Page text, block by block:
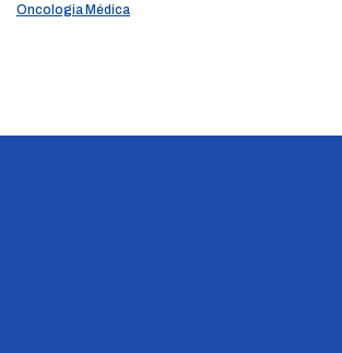
Oncologia Médica